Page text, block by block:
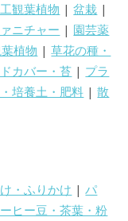
観葉植物 |盆栽 |
ニチャー | 園芸薬
植物 |草花の種・
カバー・苔 | プラ
培養土・肥料 |散
・ふりかけ |パ
ヒー豆・茶葉・粉